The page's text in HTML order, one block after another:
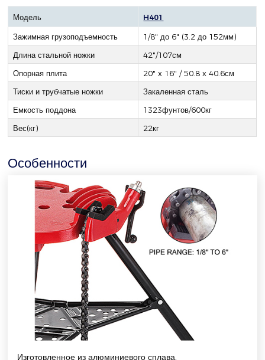
Модель H401
Зажимная грузоподъемность 1/8" до 6" (3.2 до 152мм)
Длина стальной ножки 42"/107см
Опорная плита 20" x 16" / 50.8 x 40.6см
Тиски и трубчатые ножки Закаленная сталь
Емкость поддона 1323фунтов/600кг
Вес(кг) 22кг
Особенности
Изготовленное из алюминиевого сплава,